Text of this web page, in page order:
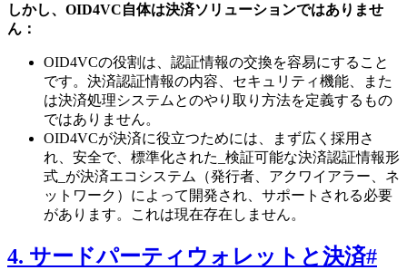
しかし、OID4VC自体は決済ソリューションではありませ
ん：
OID4VCの役割は、認証情報の交換を容易にすること
です。決済認証情報の内容、セキュリティ機能、また
は決済処理システムとのやり取り方法を定義するもの
ではありません。
OID4VCが決済に役立つためには、まず広く採用さ
れ、安全で、標準化された_検証可能な決済認証情報形
式_が決済エコシステム（発行者、アクワイアラー、ネ
ットワーク）によって開発され、サポートされる必要
があります。これは現在存在しません。
4. サードパーティウォレットと決済#